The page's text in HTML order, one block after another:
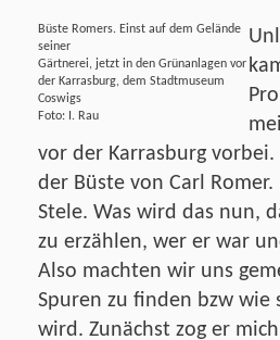
Büste Romers. Einst auf dem Gelände
seiner
Gärtnerei, jetzt in den Grünanlagen vor
der Karrasburg, dem Stadtmuseum
Coswigs
Foto: I. Rau
vor der Karrasburg
der Büste von Carl
Stele. Was wird das nun,
zu erzählen, wer er war
Also machten wir uns
Spuren zu finden bzw wie
wird. Zunächst zog er